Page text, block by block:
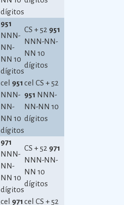
dígitos
951
NNN-
NN-
NN 10
dígitos
CS + 52 951
NNN-NN-
NN 10
dígitos
cel 951
NNN-
NN-
NN 10
dígitos
cel CS + 52
951 NNN-
NN-NN 10
dígitos
971
NNN-
NN-
NN 10
dígitos
CS + 52 971
NNN-NN-
NN 10
dígitos
cel 971cel CS + 52